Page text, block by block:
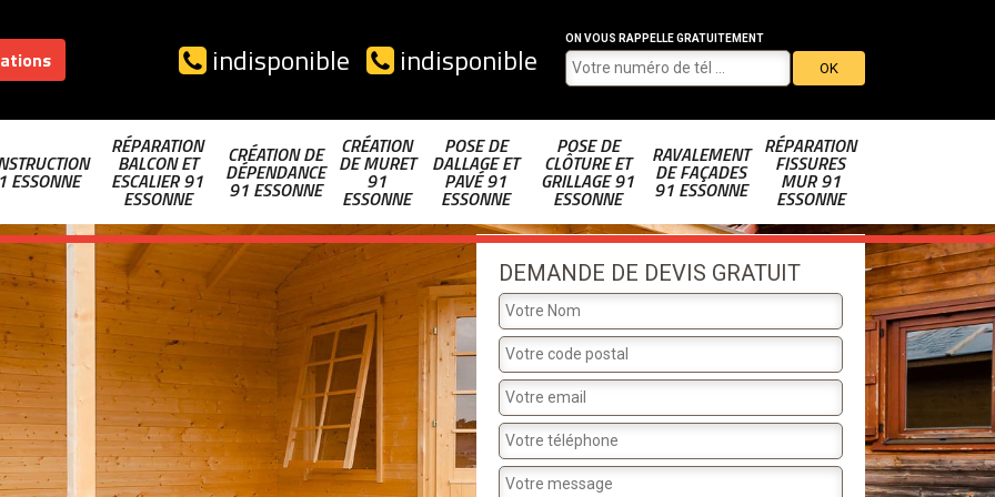
indisponible indisponible
ON VOUS RAPPELLE GRATUITEMENT
ESSONNE
RÉPARATION
BALCON ET
ESCALIER 91
ESSONNE
CRÉATION DE
DÉPENDANCE
91 ESSONNE
CRÉATION
DE MURET
91
ESSONNE
POSE DE
DALLAGE ET
PAVÉ 91
ESSONNE
POSE DE
CLÔTURE ET
GRILLAGE 91
ESSONNE
RAVALEMENT
DE FAÇADES
91 ESSONNE
RÉPARATION
FISSURES
MUR 91
ESSONNE
DEMANDE DE DEVIS GRATUIT